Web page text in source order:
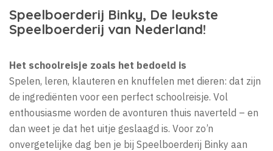
Speelboerderij Binky, De leukste
Speelboerderij van Nederland!
Het schoolreisje zoals het bedoeld is
Spelen, leren, klauteren en knuffelen met dieren: dat zijn
de ingrediënten voor een perfect schoolreisje. Vol
enthousiasme worden de avonturen thuis naverteld – en
dan weet je dat het uitje geslaagd is. Voor zo’n
onvergetelijke dag ben je bij Speelboerderij Binky aan